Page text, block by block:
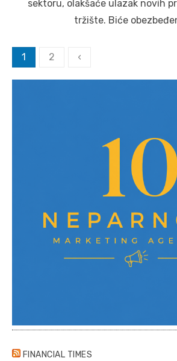
sektoru, olakšaće ulazak novih
tržište. Biće
Posts
1 2 ‹
FINANCIAL TIMES